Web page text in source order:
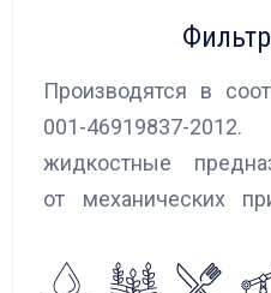
Производятся в
001-46919837-
жидкостные
от механических
и суспензий.